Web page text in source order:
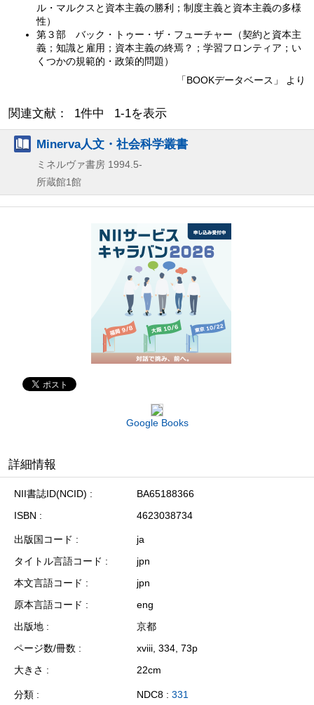
ル・マルクスと資本主義の勝利；制度主義と資本主義の多様
性）
第３部 バック・トゥー・ザ・フューチャー（契約と資本主
義；知識と雇用；資本主義の終焉？；学習フロンティア；い
くつかの規範的・政策的問題）
「BOOKデータベース」 より
関連文献： 1件中 1-1を表示
Minerva人文・社会科学叢書
ミネルヴァ書房 1994.5-
所蔵館1館
Google Books
詳細情報
NII書誌ID(NCID)
BA65188366
ISBN
4623038734
出版国コード
ja
タイトル言語コード
jpn
本文言語コード
jpn
原本言語コード
eng
出版地
京都
ページ数/冊数
xviii, 334, 73p
大きさ
22cm
分類 NDC8 : 331